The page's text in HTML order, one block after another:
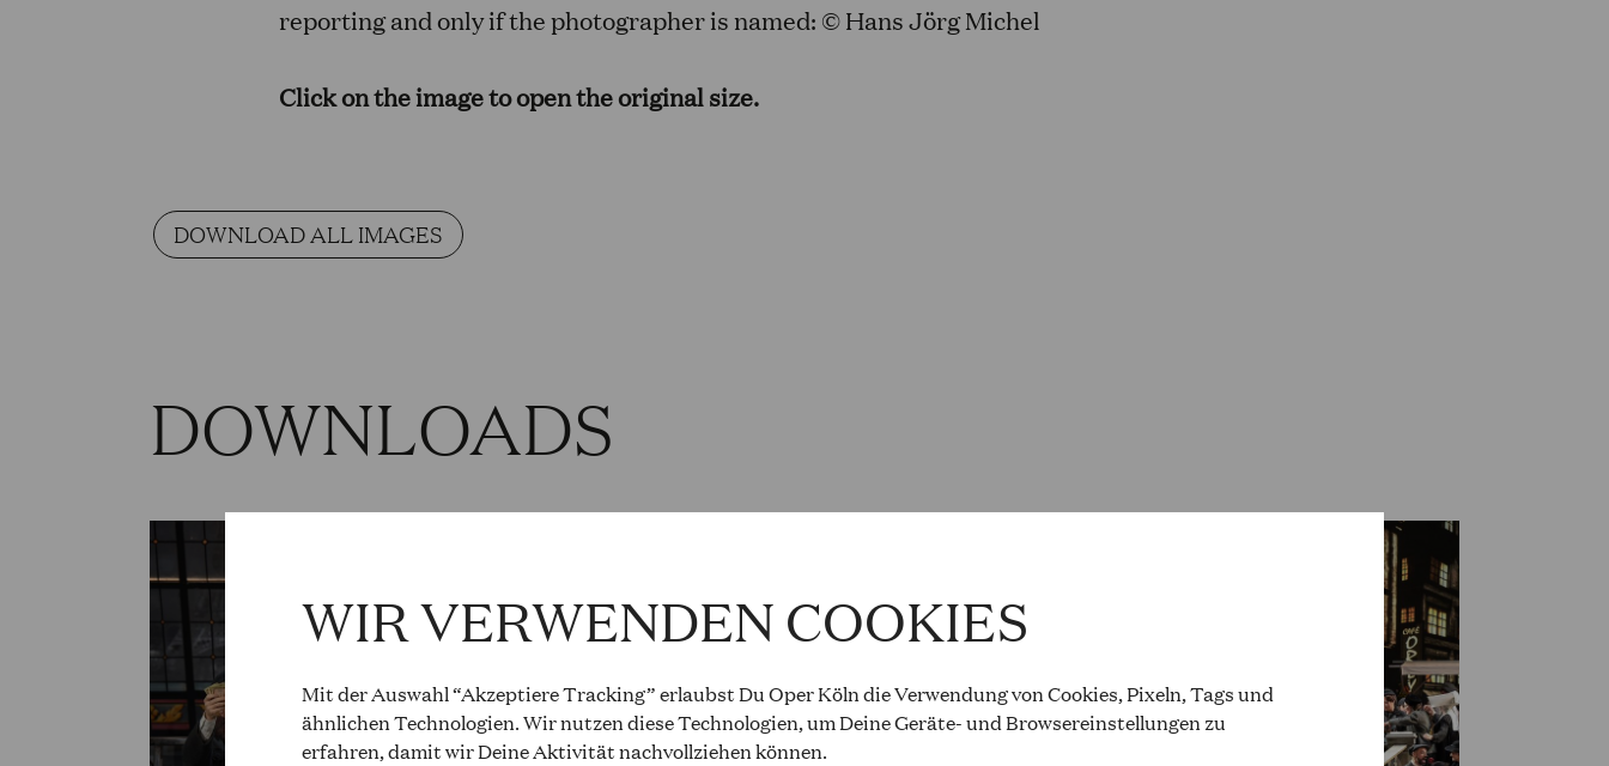
WIR VERWENDEN COOKIES
Mit der Auswahl “Akzeptiere Tracking” erlaubst Du Oper Köln die Verwendung von Cookies, Pixeln, Tags und
ähnlichen Technologien. Wir nutzen diese Technologien, um Deine Geräte- und Browsereinstellungen zu
erfahren, damit wir Deine Aktivitätnachvollziehen können.
reporting and only if the photographer is named: © Hans Jörg Michel
Click on the image to open the original size.
DOWNLOAD ALL IMAGES
DOWNLOADS